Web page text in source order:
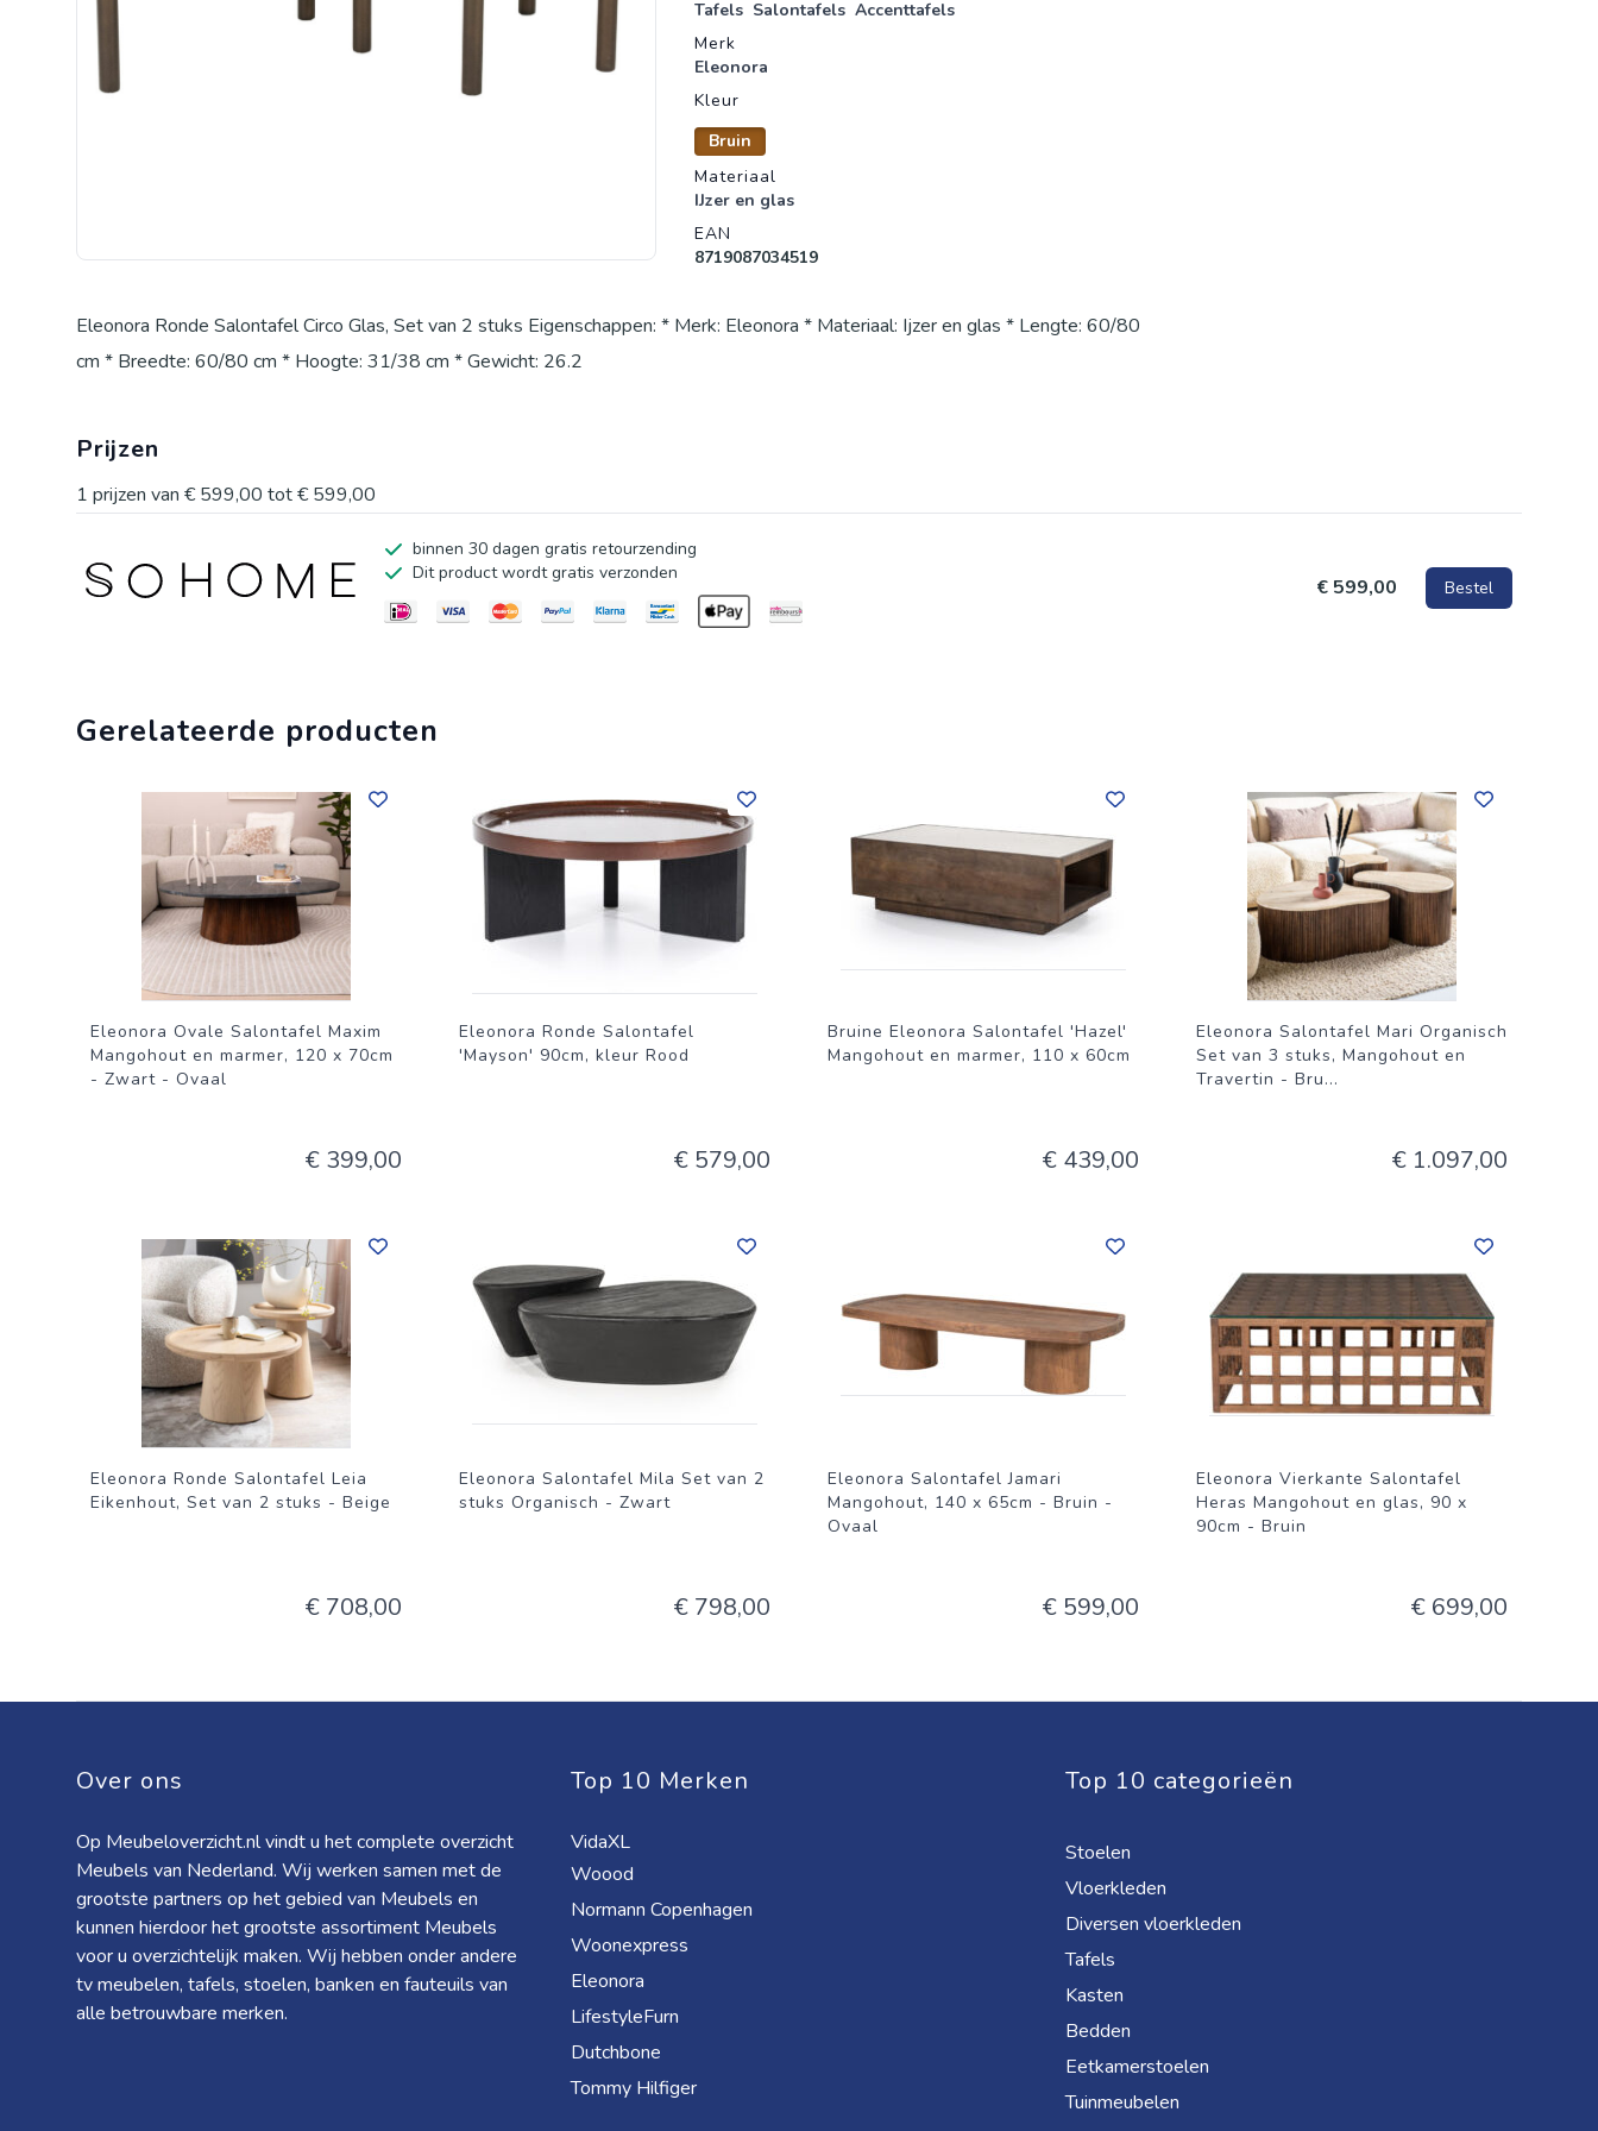
Tafels Salontafels Accenttafels
Merk
Eleonora
Kleur
Bruin
Materiaal
IJzer en glas
EAN
8719087034519
Eleonora Ronde Salontafel Circo Glas, Set van 2 stuks Eigenschappen: * Merk: Eleonora * Materiaal: Ijzer en glas * Lengte: 60/80
cm * Breedte: 60/80 cm * Hoogte: 31/38 cm * Gewicht: 26.2
Prijzen
1 prijzen van € 599,00 tot€ 599,00
binnen 30 dagen gratis retourzending
Dit product wordt gratis verzonden
€ 599,00 Bestel
Gerelateerde producten
Eleonora Ovale Salontafel Maxim
Mangohout en marmer, 120 x 70cm
- Zwart - Ovaal
€ 399,00
Eleonora Ronde Salontafel
'Mayson' 90cm, kleur Rood
€ 579,00
Bruine Eleonora Salontafel 'Hazel'
Mangohout en marmer, 110 x 60cm
€ 439,00
Eleonora Salontafel Mari Organisch
Set van 3 stuks, Mangohout en
Travertin - Bru...
€ 1.097,00
Eleonora Ronde Salontafel Leia
Eikenhout, Set van 2 stuks - Beige
€ 708,00
Eleonora Salontafel Mila Set van 2
stuks Organisch - Zwart
€ 798,00
Eleonora Salontafel Jamari
Mangohout, 140 x 65cm - Bruin -
Ovaal
€ 599,00
Eleonora Vierkante Salontafel
Heras Mangohout en glas, 90 x
90cm - Bruin
€ 699,00
Over ons
Op Meubeloverzicht.nl vindt u het complete overzicht
Meubels van Nederland. Wij werken samen met de
grootste partners op het gebied van Meubels en
kunnen hierdoor het grootste assortiment Meubels
voor u overzichtelijk maken. Wij hebben onder andere
tv meubelen, tafels, stoelen, banken en fauteuils van
alle betrouwbare merken.
Top 10 Merken
VidaXL
Woood
Normann Copenhagen
Woonexpress
Eleonora
LifestyleFurn
Dutchbone
Tommy Hilfiger
Top 10 categorieën
Stoelen
Vloerkleden
Diversen vloerkleden
Tafels
Kasten
Bedden
Eetkamerstoelen
Tuinmeubelen